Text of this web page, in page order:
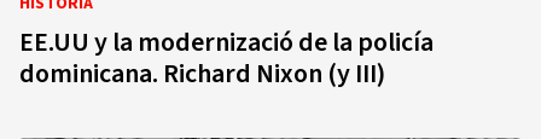
EE.UU y la modernizació de la policía
dominicana. Richard Nixon (y III)